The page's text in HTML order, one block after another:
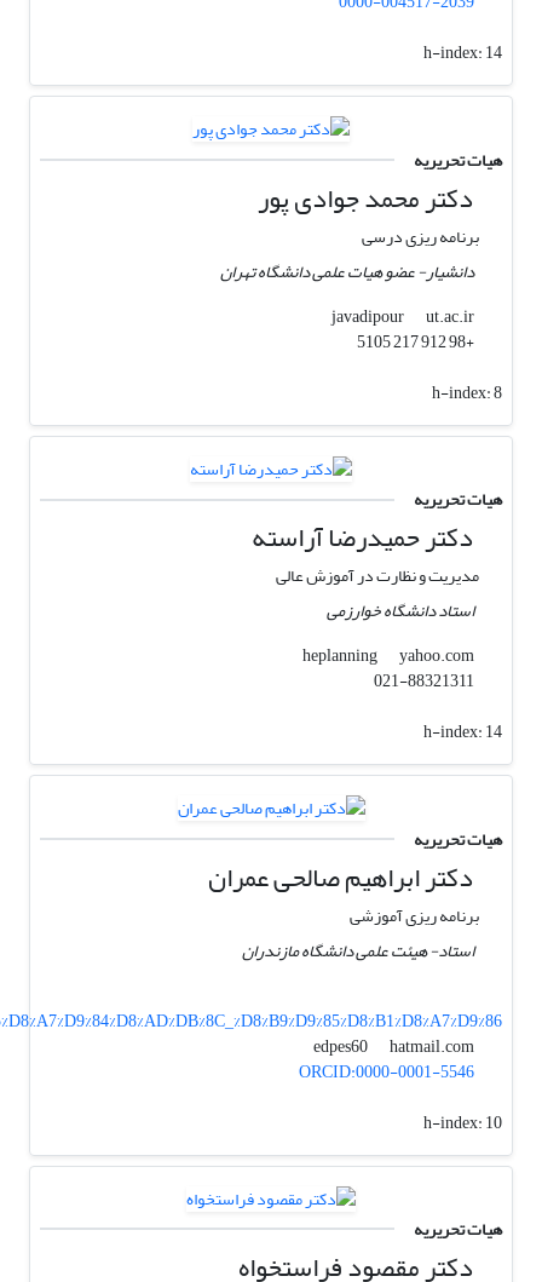
h-index:14
هیات تحریریه
دکتر محمد جوادی پور
برنامه ریزی درسی
دانشیار- عضو هیات علمی دانشگاه تهران
javadipour
ut.ac.ir
+98 912 217 5105
h-index:8
هیات تحریریه
دکتر حمیدرضا آراسته
مدیریت و نظارت در آموزش عالی
استاد دانشگاه خوارزمی
heplanning
yahoo.com
h-index:14
هیات تحریریه
دکتر ابراهیم صالحی عمران
برنامه ریزی آموزشی
استاد- هیئت علمی دانشگاه مازندران
edpes60
hatmail.com
ORCID:0000-0001-5546
h-index:10
هیات تحریریه
دکتر مقصود فراستخواه